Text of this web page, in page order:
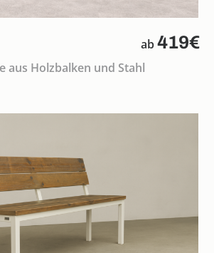
ab419€
aus Holzbalken und Stahl